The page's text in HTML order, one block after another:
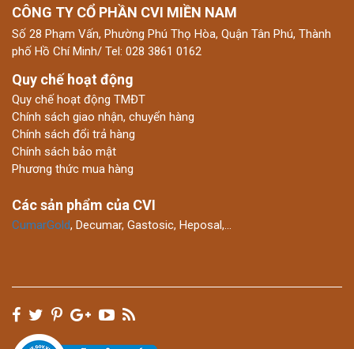
CÔNG TY CỔ PHẦN CVI MIỀN NAM
Số 28 Phạm Vấn, Phường Phú Thọ Hòa, Quận Tân Phú, Thành
phố Hồ Chí Minh/ Tel: 028 3861 0162
Quy chế hoạt động
Quy chế hoạt động TMĐT
Chính sách giao nhận, chuyển hàng
Chính sách đổi trả hàng
Chính sách bảo mật
Phương thức mua hàng
Các sản phẩm của CVI
CumarGold, Decumar, Gastosic, Heposal,…